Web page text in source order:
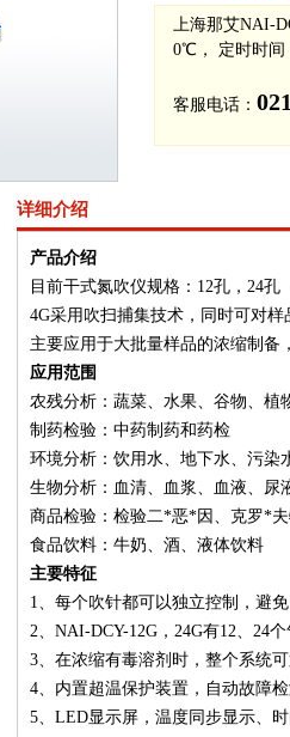
上海那艾NAI-
0℃， 定时时间
客服电话：
详细介绍
产品介绍
目前干式氮吹仪规格：12孔，24
4G采用吹扫捕集技术，同时可对
主要应用于大批量样品的浓缩制
应用范围
农残分析：蔬菜、水果、谷物、植
制药检验：中药制药和药检
环境分析：饮用水、地下水、污染
生物分析：血清、血浆、血液、尿
商品检验：检验二*恶*因、克罗*
食品饮料：牛奶、酒、液体饮料
主要特征
1、每个吹针都可以独立控制，避
2、NAI-DCY-12G，24G有12、24
3、在浓缩有毒溶剂时，整个系统
4、内置超温保护装置，自动故障
5、LED显示屏，温度同步显示、